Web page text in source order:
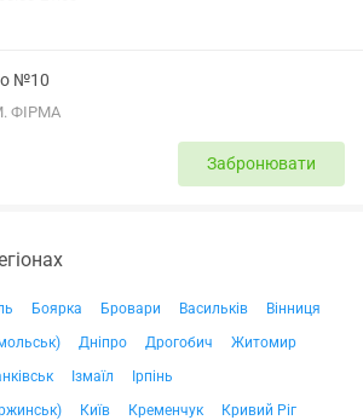
о №10
ФІРМА
Забронювати
Боярка Бровари Васильків
Вінниця
Дніпро Дрогобич
Житомир
Ізмаїл
Ірпінь
Київ Кременчук
Кривий Ріг